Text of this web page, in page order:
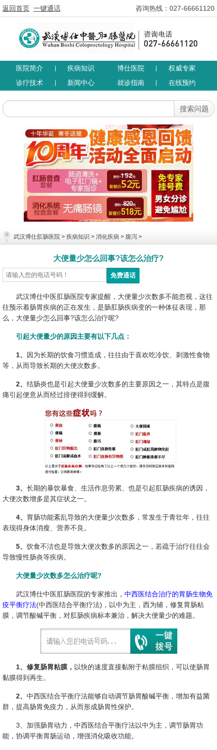
返回首页 一键通话 咨询热线：027-66661120
医院简介 疾病知识 博仕医院
权威专家
诊疗技术
新闻中心 就诊指南 在线预约
武汉博仕肛肠医院 > 疾病知识 > 消化疾病 > 腹泻 >
大便量少怎么回事?该怎么治疗?
武汉博仕中医肛肠医院专家提醒，大便量少次数多不能忽视，这往
往预示着肠胃疾病的正在发生，是肠肛肠疾病变的一种体征表现，那
么，大便量少怎么回事?该怎么治疗呢?
引起大便量少的原因主要有以下几点：
1、 因为长期的饮食习惯造成，往往由于喜欢吃冷饮、刺激性食物
等，从而导致长期的大便次数多。
2、 结肠炎也是引起大便量少次数多的主要原因之一，其特点是腹
痛引起便意从而经过排便得到缓解。
3、 长期的暴饮暴食、生活作息劳累、也是引起肛肠疾病的诱因，
大便次数增多是其症状之一。
4、
胃肠功能紊乱导致的大便量少次数多，常发生于青壮年，往往
表现得身体消瘦、营养不良。
5、 饮食不洁也是导致大便次数多的原因之一，若疏于治疗往往会
导致慢性肠炎等疾病。
大便量少次数多怎么治疗呢?
武汉博仕中医肛肠医院的专家推出， 中西医结合治疗的胃肠生物免
疫平衡疗法(中西医结合平衡疗法)，以中为主，西为辅，修复胃肠粘
膜，调节酸碱平衡，对肛肠疾病标本兼治，解决大便量少的难题。
1、修复肠胃粘膜， 以快的速度直接黏附于粘膜组织，可以使肠胃
黏膜得到再生。
2、 中西医结合平衡疗法能够自动调节肠胃酸碱平衡，增加有益菌
群，提高肠胃免疫力，从而形成肠胃性保护。
3、加强肠胃动力，中西医结合平衡疗法以中为主，调节肠胃功
能，协调平衡胃肠运动，增强消化吸收功能。